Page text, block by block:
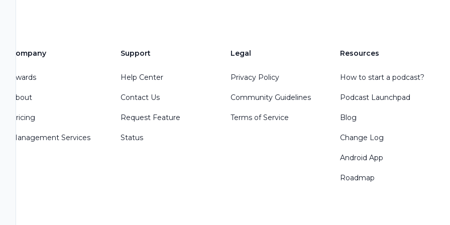
Company
Awards
About
Pricing
Management Services
Support
Help Center
Contact Us
Request Feature
Status
Legal
Privacy Policy
Community Guidelines
Terms of Service
Resources
How to start a podcast?
Podcast Launchpad
Blog
Change Log
Android App
Roadmap